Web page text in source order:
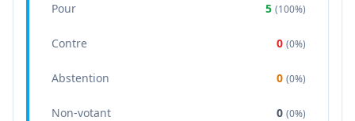
Pour 5 (100%)
Contre 0 (0%)
Abstention 0 (0%)
Non-votant 0 (0%)